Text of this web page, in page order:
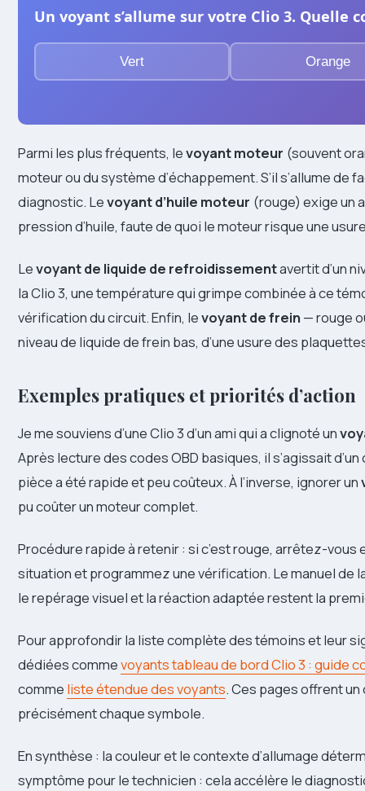
Un voyant s’allume sur votre Clio 3. Quelle
Vert Orange
Parmi les plus fréquents, levoyant moteur (souvent
moteur ou du système d’échappement. S’il s’allume
diagnostic. Levoyant d’huile moteur (rouge) exige un
pression d’huile, faute de quoi le moteur risque une
Levoyant de liquide de refroidissementavertit d’un
la Clio 3, une température qui grimpe combinée à ce
vérification du circuit. Enfin, levoyant de frein — rouge
niveau de liquide de frein bas, d’une usure des
Exemples pratiques et priorités d’action
Je me souviens d’une Clio 3 d’un ami qui a clignoté un
Après lecture des codes OBD basiques, il s’agissait
pièce a été rapide et peu coûteux. À l’inverse, ignorer un
pu coûter un moteur complet.
Procédure rapide à retenir : si c’est rouge, arrêtez-vous
situation et programmez une vérification. Le manuel de
le repérage visuel et la réaction adaptée restent la
Pour approfondir la liste complète des témoins et leur
dédiées commevoyants tableau de bord Clio 3 : guide
comme liste étendue des voyants. Ces pages offrent
précisément chaque symbole.
En synthèse : la couleur et le contexte d’allumage
symptôme pour le technicien : cela accélère le